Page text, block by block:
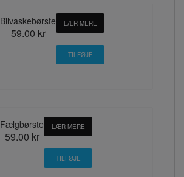
Bilvaskebørste
59.00 kr
LÆR MERE
Fælgbørste
59.00 kr
LÆR MERE